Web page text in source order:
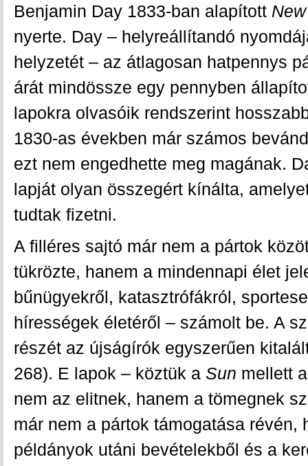
Benjamin Day 1833-ban alapított
nyerte. Day – helyreállítandó
helyzetét – az átlagosan hatpennys
árát mindössze egy pennyben
lapokra olvasóik rendszerint
1830-as években már számos
ezt nem engedhette meg magának.
lapját olyan összegért kínálta,
tudtak fizetni.
A filléres sajtó már nem a pártok
tükrözte, hanem a mindennapi élet
bűnügyekről, katasztrófákról,
hírességek életéről – számolt be. A
részét az újságírók egyszerűen
268). E lapok – köztük a Sun mellett
nem az elitnek, hanem a tömegnek
már nem a pártok támogatása révén,
példányok utáni bevételekből és a